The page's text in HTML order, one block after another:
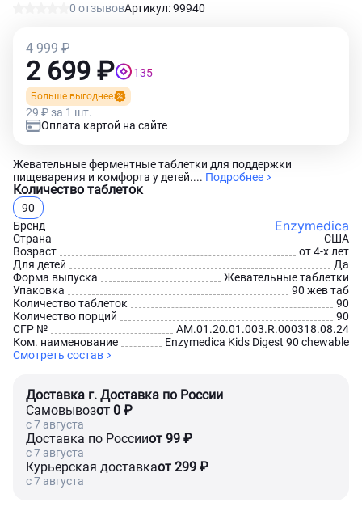
0 отзывовАртикул: 99940
Жевательные ферментные таблетки для поддержки
пищеварения и комфорта у детей.... Подробнее
Количество таблеток
90
Бренд
Enzymedica
Страна
США
Возраст
от 4-х лет
Для детей
Да
Форма выпуска
Жевательные таблетки
Упаковка
90 жев таб
Количество таблеток
90
Количество порций
90
СГР №
AM.01.20.01.003.R.000318.08.24
Ком. наименование
Enzymedica Kids Digest 90 chewable
Смотреть состав
4 999 ₽
2 699 ₽ 135
Больше выгоднее
29 ₽ за 1 шт.
Оплата картой на сайте
Доставка г. Доставка по России
Самовывозот 0 ₽
c 7 августа
Доставка по Россииот 99 ₽
c 7 августа
Курьерская доставкаот 299 ₽
c 7 августа